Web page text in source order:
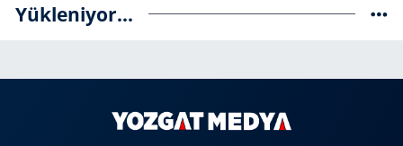
Yükleniyor...